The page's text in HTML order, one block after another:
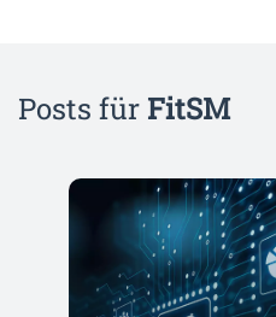
Posts für FitSM